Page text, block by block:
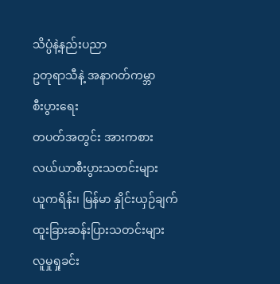
သိပ္ပံနဲ့နည်းပညာ
ဥတုရာသီနဲ့ အနာဂတ်ကမ္ဘာ
စီးပွားရေး
တပတ်အတွင်း အားကစား
လယ်ယာစီးပွားသတင်းများ
ယူကရိန်း၊ မြန်မာ နှိုင်းယှဉ်ချက်
ထူးခြားဆန်းပြားသတင်းများ
လူမှုရှုခင်း